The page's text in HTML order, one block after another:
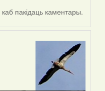
каб пакідаць каментары.